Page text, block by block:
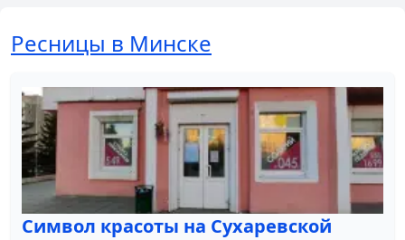
Ресницы в Минске
Символ красоты на Сухаревской